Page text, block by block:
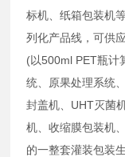
标机、纸箱包装机
列化产品线，可供
(以500ml PET瓶
统、原果处理系统
封盖机、UHT灭菌
机、收缩膜包装机
的一整套灌装包装